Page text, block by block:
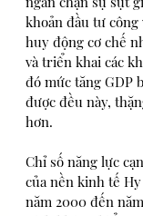
khoản đầu tư
huy động cơ chế
và triển khai các
đó mức tăng GDP
được đều này,
hơn.
Chỉ số năng lực
của nền kinh tế Hy
năm 2000 đến